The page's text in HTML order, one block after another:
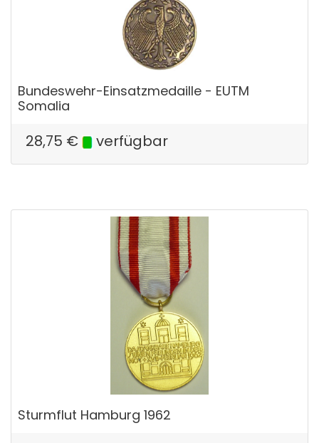
Bundeswehr-Einsatzmedaille - EUTM
Somalia
28,75 € verfügbar
Sturmflut Hamburg 1962